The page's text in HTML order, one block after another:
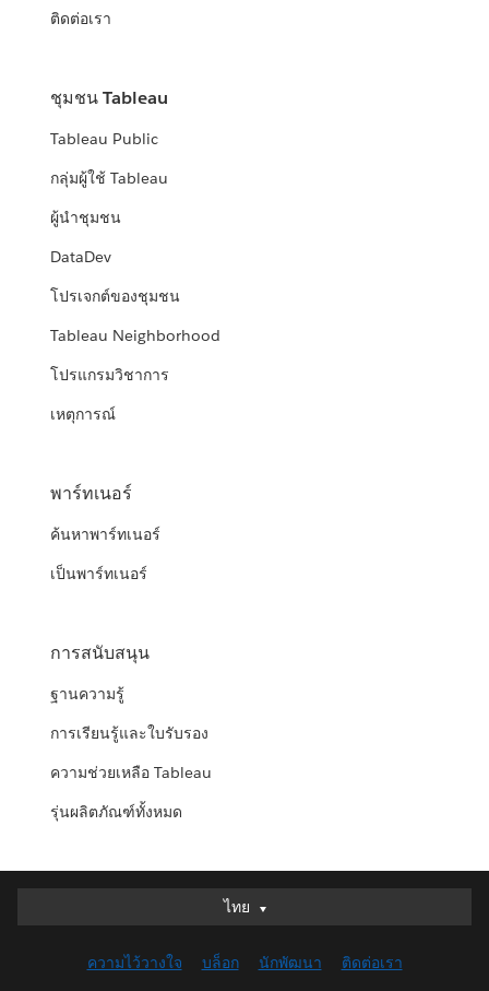
ติดต่อเรา
ชุมชน Tableau
Tableau Public
กลุ่มผู้ใช้ Tableau
ผู้นำชุมชน
DataDev
โปรเจกต์ของชุมชน
Tableau Neighborhood
โปรแกรมวิชาการ
เหตุการณ์
พาร์ทเนอร์
ค้นหาพาร์ทเนอร์
เป็นพาร์ทเนอร์
การสนับสนุน
ฐานความรู้
การเรียนรู้และใบรับรอง
ความช่วยเหลือ Tableau
รุ่นผลิตภัณฑ์ทั้งหมด
ไทย
ไทย
English (UK)
ความไว้วางใจ บล็อก นักพัฒนา ติดต่อเรา